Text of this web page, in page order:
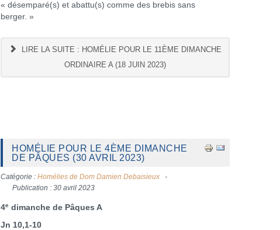
« désemparé(s) et abattu(s) comme des brebis sans
berger. »
LIRE LA SUITE : HOMÉLIE POUR LE 11ÈME DIMANCHE
ORDINAIRE A (18 JUIN 2023)
HOMÉLIE POUR LE 4ÈME DIMANCHE
DE PÂQUES (30 AVRIL 2023)
Catégorie :Homélies de Dom Damien Debaisieux
Publication : 30 avril 2023
4e dimanche de Pâques A
Jn 10,1-10